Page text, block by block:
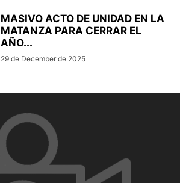
MASIVO ACTO DE UNIDAD EN LA
MATANZA PARA CERRAR EL
AÑO...
29 de December de 2025